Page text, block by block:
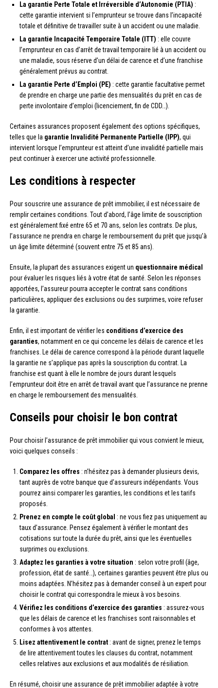
La garantie Perte Totale et Irréversible d’Autonomie (PTIA) :
cette garantie intervient si l’emprunteur se trouve dans l’incapacité
totale et définitive de travailler suite à un accident ou une maladie.
La garantie Incapacité Temporaire Totale (ITT) : elle couvre
l’emprunteur en cas d’arrêt de travail temporaire lié à un accident ou
une maladie, sous réserve d’un délai de carence et d’une franchise
généralement prévus au contrat.
La garantie Perte d’Emploi (PE) : cette garantie facultative permet
de prendre en charge une partie des mensualités du prêt en cas de
perte involontaire d’emploi (licenciement, fin de CDD…).
Certaines assurances proposent également des options spécifiques,
telles que la garantie Invalidité Permanente Partielle (IPP), qui
intervient lorsque l’emprunteur est atteint d’une invalidité partielle mais
peut continuer à exercer une activité professionnelle.
Les conditions à respecter
Pour souscrire une assurance de prêt immobilier, il est nécessaire de
remplir certaines conditions. Tout d’abord, l’âge limite de souscription
est généralement fixé entre 65 et 70 ans, selon les contrats. De plus,
l’assurance ne prendra en charge le remboursement du prêt que jusqu’à
un âge limite déterminé (souvent entre 75 et 85 ans).
Ensuite, la plupart des assurances exigent un questionnaire médical
pour évaluer les risques liés à votre état de santé. Selon les réponses
apportées, l’assureur pourra accepter le contrat sans conditions
particulières, appliquer des exclusions ou des surprimes, voire refuser
la garantie.
Enfin, il est important de vérifier les conditions d’exercice des
garanties, notamment en ce qui concerne les délais de carence et les
franchises. Le délai de carence correspond à la période durant laquelle
la garantie ne s’applique pas après la souscription du contrat. La
franchise est quant à elle le nombre de jours durant lesquels
l’emprunteur doit être en arrêt de travail avant que l’assurance ne prenne
en charge le remboursement des mensualités.
Conseils pour choisir le bon contrat
Pour choisir l’assurance de prêt immobilier qui vous convient le mieux,
voici quelques conseils :
Comparez les offres : n’hésitez pas à demander plusieurs devis,
tant auprès de votre banque que d’assureurs indépendants. Vous
pourrez ainsi comparer les garanties, les conditions et les tarifs
proposés.
Prenez en compte le coût global : ne vous fiez pas uniquement au
taux d’assurance. Pensez également à vérifier le montant des
cotisations sur toute la durée du prêt, ainsi que les éventuelles
surprimes ou exclusions.
Adaptez les garanties à votre situation : selon votre profil (âge,
profession, état de santé…), certaines garanties peuvent être plus ou
moins adaptées. N’hésitez pas à demander conseil à un expert pour
choisir le contrat qui correspondra le mieux à vos besoins.
Vérifiez les conditions d’exercice des garanties : assurez-vous
que les délais de carence et les franchises sont raisonnables et
conformes à vos attentes.
Lisez attentivement le contrat : avant de signer, prenez le temps
de lire attentivement toutes les clauses du contrat, notamment
celles relatives aux exclusions et aux modalités de résiliation.
En résumé, choisir une assurance de prêt immobilier adaptée à votre